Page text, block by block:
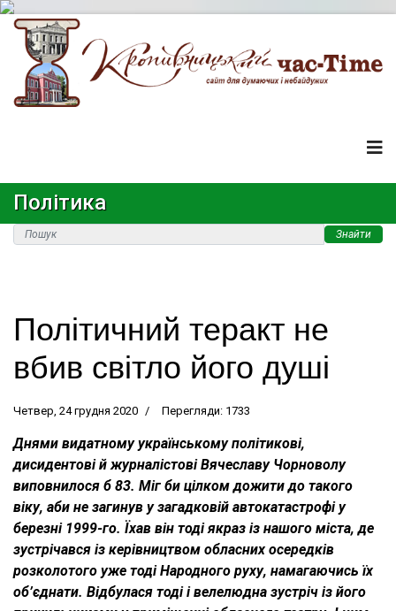
Політика
Знайти
Політичний теракт не
вбив світло його душі
Четвер, 24 грудня 2020 Перегляди: 1733
Днями видатному українському політикові,
дисидентові й журналістові Вячеславу Чорноволу
виповнилося б 83. Міг би цілком дожити до такого
віку, аби не загинув у загадковій автокатастрофі у
березні 1999-го. Їхав він тоді якраз із нашого міста, де
зустрічався із керівництвом обласних осередків
розколотого уже тоді Народного руху, намагаючись їх
об’єднати. Відбулася тоді і велелюдна зустріч із його